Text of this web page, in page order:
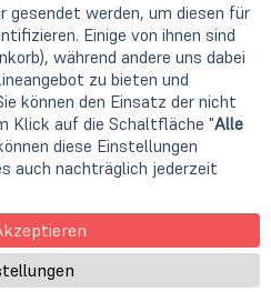
große Werbekampage zur
Fold - dem ersten Notebook mit
wurde ein voller Erfolg für
sahen den Kurzfilm "Liftoff" in
Nachfrage nach dem X1 Fold
gesendet werden, um diesen für
Einige von ihnen sind
während andere uns dabei
zu bieten und
können den Einsatz der nicht
Klick auf die Schaltfläche "Alle
diese Einstellungen
auch nachträglich jederzeit